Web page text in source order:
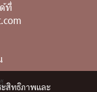
ะสิทธิภาพและ
ที่
อ